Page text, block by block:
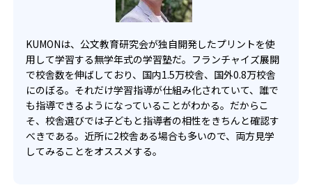
KUMONは、公文教育研究会が独自開発したプリントを使
用して学習する無学年式の学習塾だ。フランチャイズ展開
で校舎数を伸ばしており、国内1.5万校舎、国外0.8万校舎
にのぼる。それだけ学習指導が仕組み化されていて、誰で
も指導できるようになっていることがわかる。だからこ
そ、校舎選びでは子どもと指導者の相性をきちんと確認す
べきである。近所に2校舎ある場合も多いので、両方見学
してみることをオススメする。